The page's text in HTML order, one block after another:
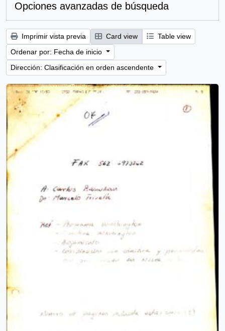
Opciones avanzadas de búsqueda
Imprimir vista previa Card view
Table view
Ordenar por: Fecha de inicio
Dirección: Clasificación en orden ascendente